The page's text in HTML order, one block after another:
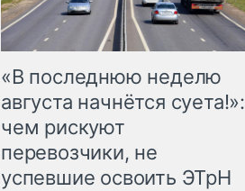
«В последнюю неделю
августа начнётся суета!»:
чем рискуют
перевозчики, не
успевшие освоить ЭТрН